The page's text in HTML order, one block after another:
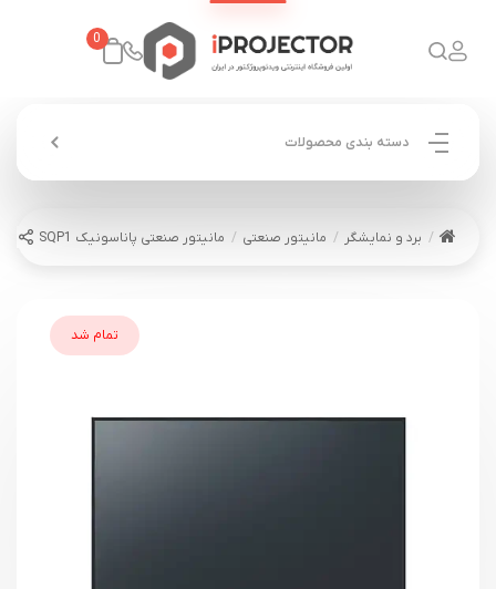
0
دسته بندی محصولات
برد و نمایشگر مانیتور صنعتی مانیتور صنعتی پاناسونیک PANASONIC TH-55SQP1
تمام شد